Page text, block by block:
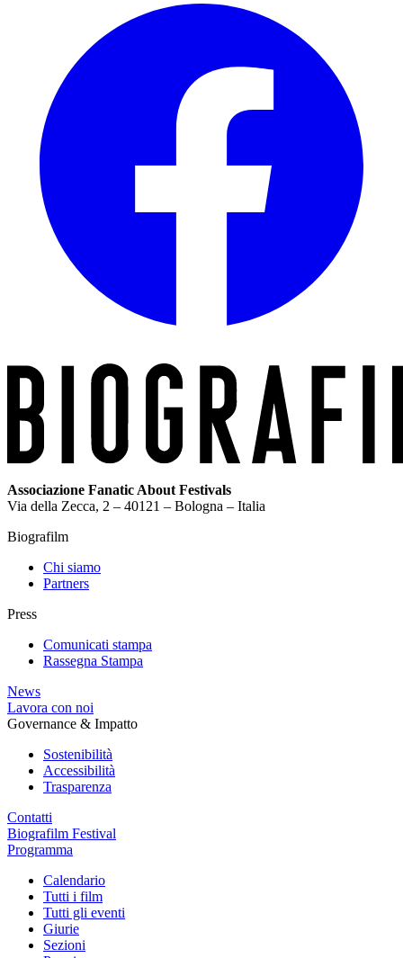
Associazione Fanatic About Festivals
Via della Zecca, 2 – 40121 – Bologna – Italia
Biografilm
Chi siamo
Partners
Press
Comunicati stampa
Rassegna Stampa
News
Lavora con noi
Governance & Impatto
Sostenibilità
Accessibilità
Trasparenza
Contatti
Biografilm Festival
Programma
Calendario
Tutti i film
Tutti gli eventi
Giurie
Sezioni